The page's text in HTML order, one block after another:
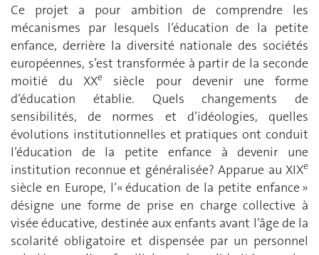
Ce projet a pour ambition de comprendre les
mécanismes par lesquels l’éducation de la petite
enfance, derrière la diversité nationale des sociétés
européennes, s’est transformée à partir de la seconde
moitié du XXe
siècle pour devenir une forme
d’éducation établie. Quels changements de
sensibilités, de normes et d’idéologies, quelles
évolutions institutionnelles et pratiques ont conduit
l’éducation de la petite enfance à devenir une
institution reconnue et généralisée? Apparue au XIXe
siècle en Europe, l’« éducation de la petite enfance »
désigne une forme de prise en charge collective à
visée éducative, destinée aux enfants avant l’âge de la
scolarité obligatoire et dispensée par un personnel